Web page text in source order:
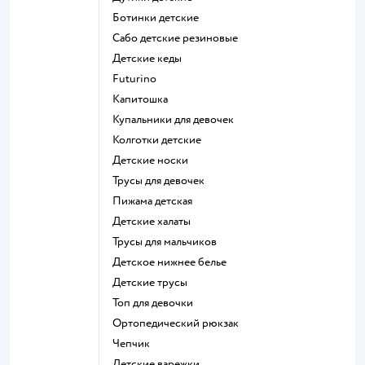
Ботинки детские
Сабо детские резиновые
Детские кеды
Futurino
Капитошка
Купальники для девочек
Колготки детские
Детские носки
Трусы для девочек
Пижама детская
Детские халаты
Трусы для мальчиков
Детское нижнее белье
Детские трусы
Топ для девочки
Ортопедический рюкзак
Чепчик